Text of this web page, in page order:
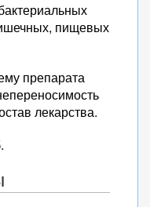
пищевых
препарата
лекарства.